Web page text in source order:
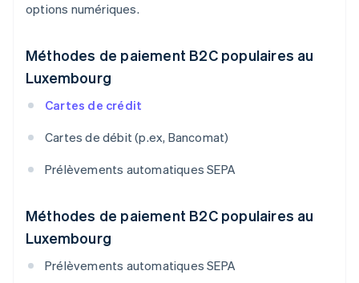
options numériques.
Méthodes de paiement B2C populaires au
Luxembourg
Cartes de crédit
Cartes de débit (p.ex, Bancomat)
Prélèvements automatiques SEPA
Méthodes de paiement B2C populaires au
Luxembourg
Prélèvements automatiques SEPA